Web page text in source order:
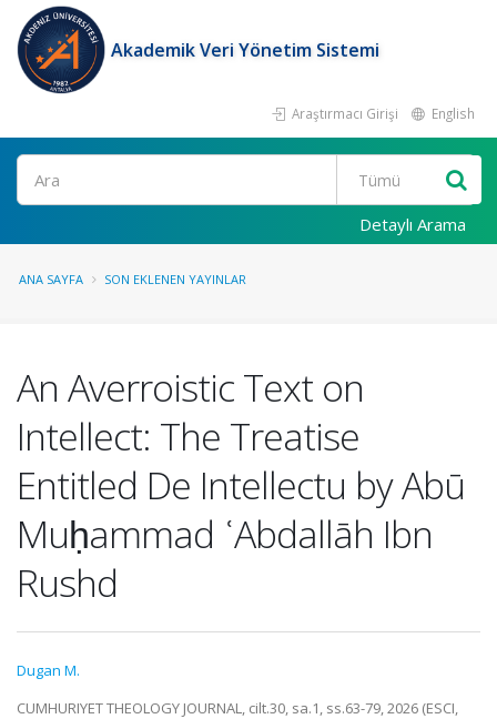
Akademik Veri Yönetim Sistemi
Araştırmacı Girişi English
Ara
Detaylı Arama
ANA SAYFA SON EKLENEN YAYINLAR
An Averroistic Text on
Intellect: The Treatise
Entitled De Intellectu by Abū
Muḥammad ʿAbdallāh Ibn
Rushd
Dugan M.
CUMHURIYET THEOLOGY JOURNAL, cilt.30, sa.1, ss.63-79, 2026 (ESCI,